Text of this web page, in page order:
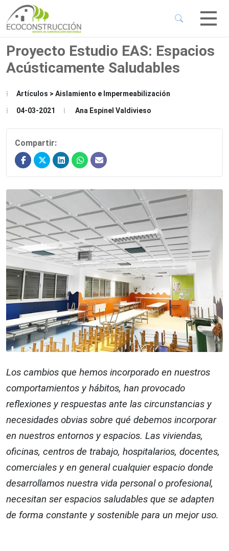
Menu
Menu
Proyecto Estudio EAS: Espacios
Acústicamente Saludables
Artículos > Aislamiento e Impermeabilización
04-03-2021 Ana Espinel Valdivieso
Compartir:
Los cambios que hemos incorporado en nuestros
comportamientos y hábitos, han provocado
reflexiones y respuestas ante las circunstancias y
necesidades obvias sobre qué debemos incorporar
en nuestros entornos y espacios. Las viviendas,
oficinas, centros de trabajo, hospitalarios, docentes,
comerciales y en general cualquier espacio donde
desarrollamos nuestra vida personal o profesional,
necesitan ser espacios saludables que se adapten
de forma constante y sostenible para un mejor uso.